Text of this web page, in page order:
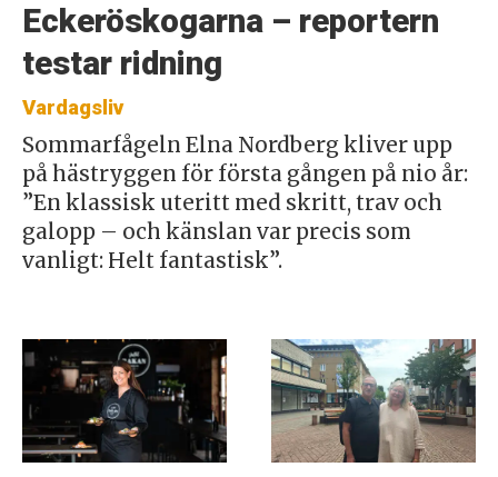
Eckeröskogarna – reportern
testar ridning
Vardagsliv
Sommarfågeln Elna Nordberg kliver upp
på hästryggen för första gången på nio år:
”En klassisk uteritt med skritt, trav och
galopp – och känslan var precis som
vanligt: Helt fantastisk”.